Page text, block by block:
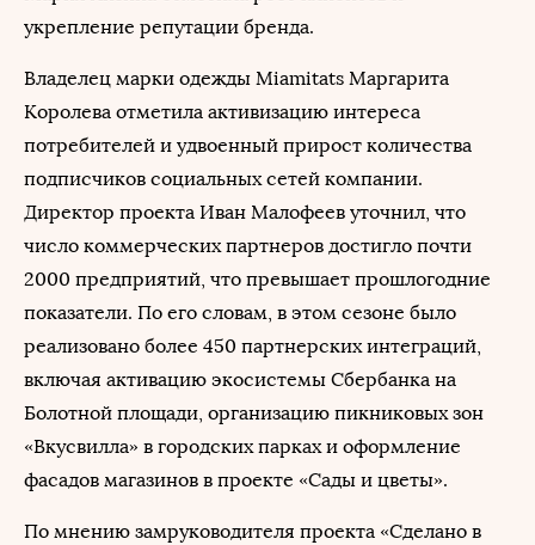
укрепление репутации бренда.
Владелец марки одежды Miamitats Маргарита
Королева отметила активизацию интереса
потребителей и удвоенный прирост количества
подписчиков социальных сетей компании.
Директор проекта Иван Малофеев уточнил, что
число коммерческих партнеров достигло почти
2000 предприятий, что превышает прошлогодние
показатели. По его словам, в этом сезоне было
реализовано более 450 партнерских интеграций,
включая активацию экосистемы Сбербанка на
Болотной площади, организацию пикниковых зон
«Вкусвилла» в городских парках и оформление
фасадов магазинов в проекте «Сады и цветы».
По мнению замруководителя проекта «Сделано в